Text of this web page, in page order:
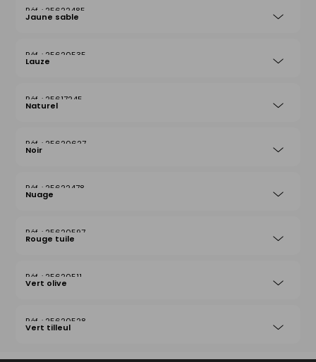
25622485
Jaune sable
25620535
Lauze
25617245
Naturel
25620627
Noir
25622478
Nuage
25620597
Rouge tuile
25620511
Vert olive
25620528
Vert tilleul